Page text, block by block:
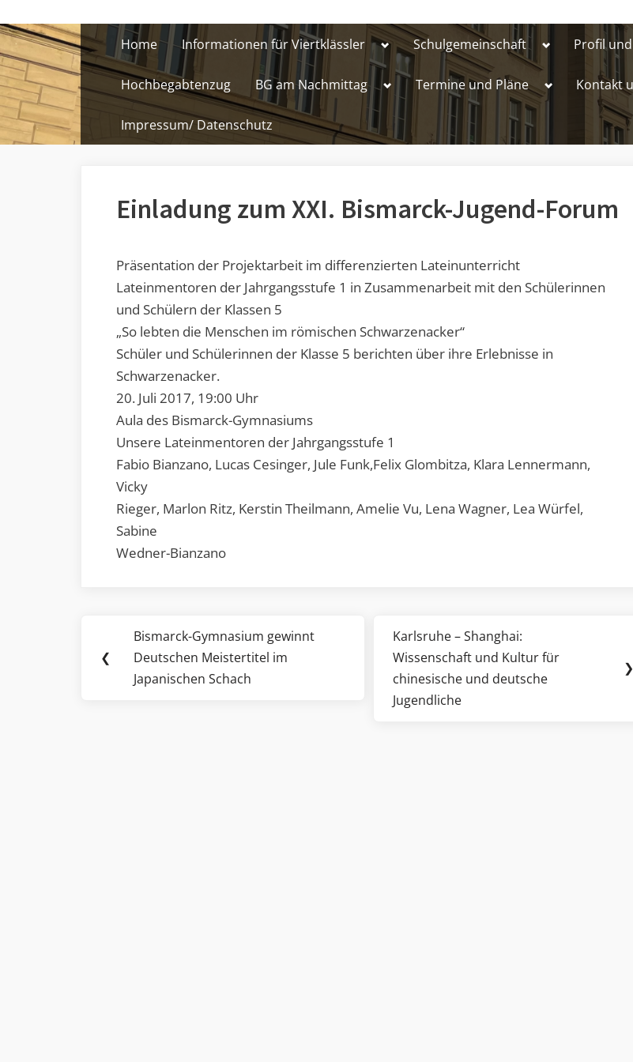
to
content
Home Informationen für Viertklässler Toggle
sub-
menu
Schulgemeinschaft Toggle
menu
Toggle
Profil
Hochbegabtenzug BG am Nachmittag Toggle
sub-
Toggle
Termine und Pläne Toggle
sub-
Kontakt
Impressum/ Datenschutz
Einladung zum XXI. Bismarck-Jugend-Forum
Präsentation der Projektarbeit im differenzierten Lateinunterricht
Lateinmentoren der Jahrgangsstufe 1 in Zusammenarbeit mit den Schülerinnen
und Schülern der Klassen 5
„So lebten die Menschen im römischen Schwarzenacker“
Schüler und Schülerinnen der Klasse 5 berichten über ihre Erlebnisse in
Schwarzenacker.
20. Juli 2017, 19:00 Uhr
Aula des Bismarck-Gymnasiums
Unsere Lateinmentoren der Jahrgangsstufe 1
Fabio Bianzano, Lucas Cesinger, Jule Funk,Felix Glombitza, Klara Lennermann,
Vicky
Rieger, Marlon Ritz, Kerstin Theilmann, Amelie Vu, Lena Wagner, Lea Würfel,
Sabine
Wedner-Bianzano
Beitragsnavigation
❮
Previous
Post:
Bismarck-Gymnasium gewinnt
Deutschen Meistertitel im
Japanischen Schach
Next
Post:
Karlsruhe – Shanghai:
Wissenschaft und Kultur für
chinesische und deutsche
Jugendliche
❯